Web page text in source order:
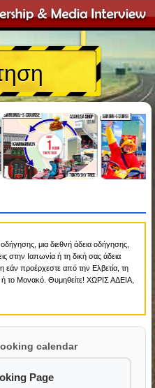
μια διεθνή άδεια οδήγησης,
στην Ιαπωνία ή τη δική σας άδεια
εάν προέρχεστε από την Ελβετία, τη
ή το Μονακό. Θυμηθείτε! ΧΩΡΙΣ ΑΔΕΙΑ,
calendar
Page